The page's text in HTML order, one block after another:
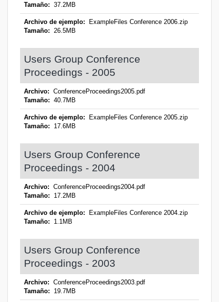
Tamaño: 37.2MB
Archivo de ejemplo:
ExampleFiles Conference 2006.zip
Tamaño:
26.5MB
Users Group Conference
Proceedings - 2005
Archivo: ConferenceProceedings2005.pdf
Tamaño: 40.7MB
Archivo de ejemplo:
ExampleFiles Conference 2005.zip
Tamaño:
17.6MB
Users Group Conference
Proceedings - 2004
Archivo: ConferenceProceedings2004.pdf
Tamaño:
17.2MB
Archivo de ejemplo:
ExampleFiles Conference 2004.zip
Tamaño:
1.1MB
Users Group Conference
Proceedings - 2003
Archivo: ConferenceProceedings2003.pdf
Tamaño:
19.7MB